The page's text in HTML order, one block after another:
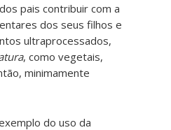
pais contribuir com a
dos seus filhos e
ultraprocessados,
, como vegetais,
minimamente
do uso da